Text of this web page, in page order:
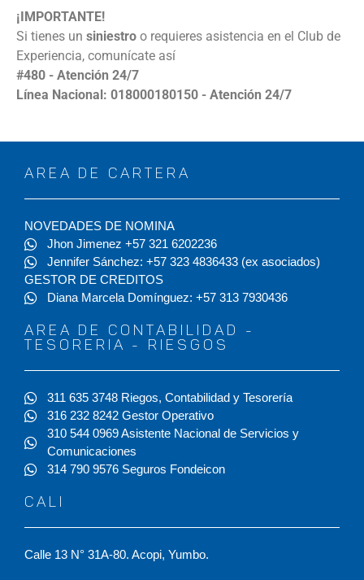
¡IMPORTANTE!
Si tienes un siniestro o requieres asistencia en el Club de
Experiencia, comunícate así
#480 - Atención 24/7
Línea Nacional: 018000180150 - Atención 24/7
AREA DE CARTERA
NOVEDADES DE NOMINA
Jhon Jimenez +57 321 6202236
Jennifer Sánchez: +57 323 4836433 (ex asociados)
GESTOR DE CREDITOS
Diana Marcela Domínguez: +57 313 7930436
AREA DE CONTABILIDAD -
TESORERIA - RIESGOS
311 635 3748 Riegos, Contabilidad y Tesorería
316 232 8242 Gestor Operativo
310 544 0969 Asistente Nacional de Servicios y
Comunicaciones
314 790 9576 Seguros Fondeicon
CALI
Calle 13 N° 31A-80. Acopi, Yumbo.